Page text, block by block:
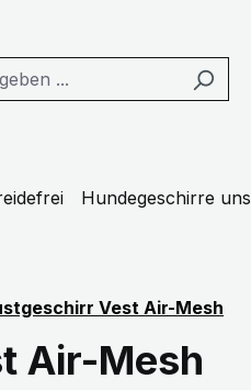
Hundegeschirre
Vest Air-Mesh
Air-Mesh